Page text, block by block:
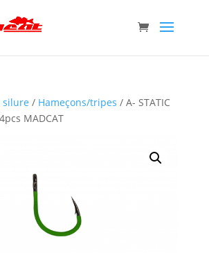
silure / Hameçons/tripes / A- STATIC
MADCAT